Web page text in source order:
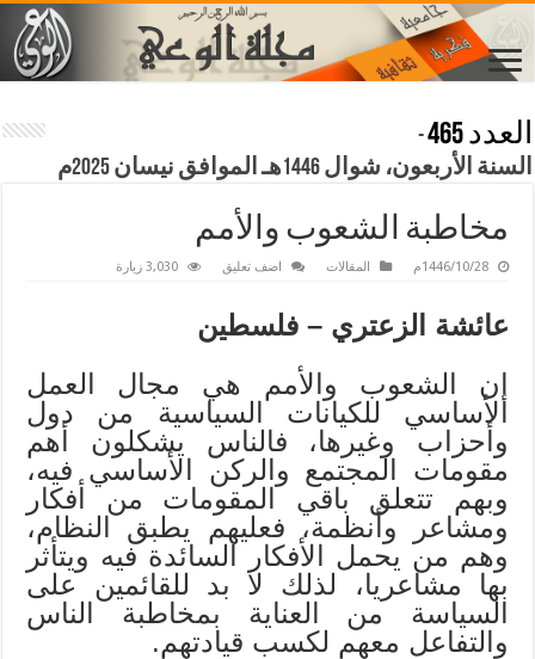
العدد 465
-
السنة الأربعون، شوال 1446هـ الموافق نيسان 2025م
مخاطبة الشعوب والأمم
1446/10/28م المقالات اضف تعليق 3,030 زيارة
عائشة الزعتري – فلسطين
إن الشعوب والأمم هي مجال العمل
الأساسي للكيانات السياسية من دول
وأحزاب وغيرها، فالناس يشكلون أهم
مقومات المجتمع والركن الأساسي فيه،
وبهم تتعلق باقي المقومات من أفكار
ومشاعر وأنظمة، فعليهم يطبق النظام،
وهم من يحمل الأفكار السائدة فيه ويتأثر
بها مشاعريا، لذلك لا بد للقائمين على
السياسة من العناية بمخاطبة الناس
والتفاعل معهم لكسب قيادتهم.